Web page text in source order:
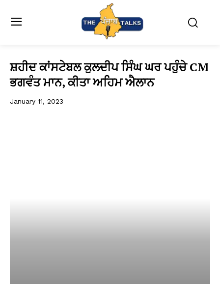
ਸ਼ਹੀਦ ਕਾਂਸਟੇਬਲ ਕੁਲਦੀਪ ਸਿੰਘ ਘਰ ਪਹੁੰਚੇ CM
ਭਗਵੰਤ ਮਾਨ, ਕੀਤਾ ਅਹਿਮ ਐਲਾਨ
January 11, 2023